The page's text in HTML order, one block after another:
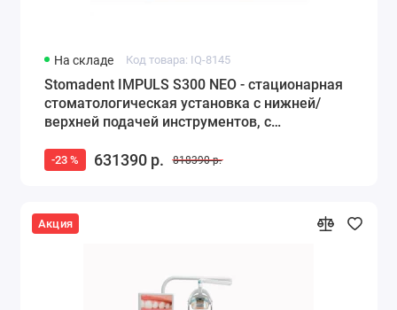
На складе Код товара: IQ-8145
Stomadent IMPULS S300 NEO - стационарная
стоматологическая установка с нижней/
верхней подачей инструментов, с
-23 % 631390 р. 818390 р.
Акция